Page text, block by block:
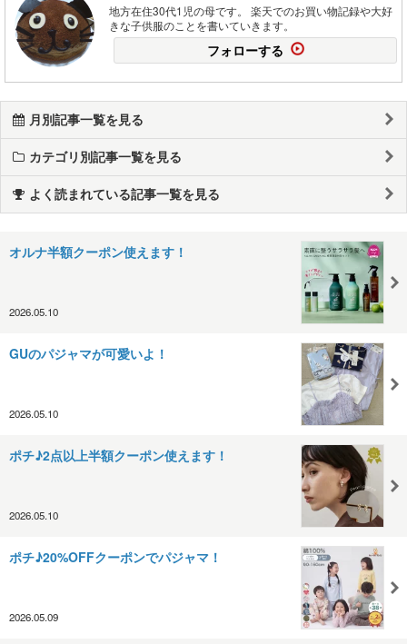
地方在住30代1児の母です。 楽天でのお買い物記録や大好
きな子供服のことを書いていきます。
フォローする
月別記事一覧を見る
カテゴリ別記事一覧を見る
よく読まれている記事一覧を見る
オルナ半額クーポン使えます！
2026.05.10
GUのパジャマが可愛いよ！
2026.05.10
ポチ♪2点以上半額クーポン使えます！
2026.05.10
ポチ♪20%OFFクーポンでパジャマ！
2026.05.09